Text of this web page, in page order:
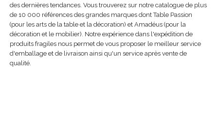
des dernières tendances. Vous trouverez sur notre catalogue de plus
de 10 000 références des grandes marques dont Table Passion
(pour les arts de la table et la décoration) et Amadéus (pour la
décoration et le mobilier). Notre expérience dans l'expédition de
produits fragiles nous permet de vous proposer le meilleur service
d'emballage et de livraison ainsi qu'un service après vente de
qualité.